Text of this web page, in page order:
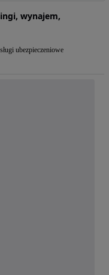
wynajem,
ubezpieczeniowe